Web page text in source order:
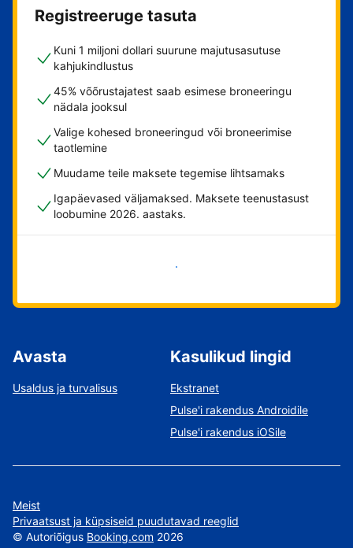
Registreeruge tasuta
Kuni 1 miljoni dollari suurune majutusasutuse
kahjukindlustus
45% võõrustajatest saab esimese broneeringu
nädala jooksul
Valige kohesed broneeringud või broneerimise
taotlemine
Muudame teile maksete tegemise lihtsamaks
Igapäevased väljamaksed. Maksete teenustasust
loobumine 2026. aastaks.
Alusta kohe
Avasta
Usaldus ja turvalisus
Kasulikud lingid
Ekstranet
Pulse'i rakendus Androidile
Pulse'i rakendus iOSile
Meist
Privaatsust ja küpsiseid puudutavad reeglid
© Autoriõigus Booking.com 2026